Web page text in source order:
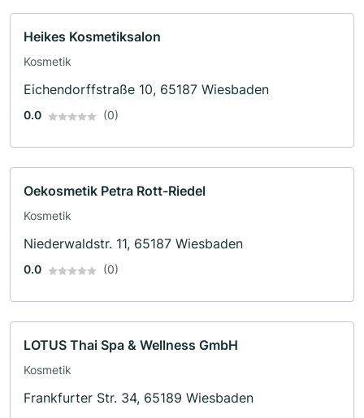
Heikes Kosmetiksalon
Kosmetik
Eichendorffstraße 10, 65187 Wiesbaden
0.0 (0)
Oekosmetik Petra Rott-Riedel
Kosmetik
Niederwaldstr. 11, 65187 Wiesbaden
0.0 (0)
LOTUS Thai Spa & Wellness GmbH
Kosmetik
Frankfurter Str. 34, 65189 Wiesbaden